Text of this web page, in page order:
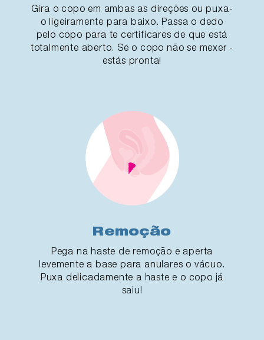
Gira o copo em ambas as direções ou puxa-
o ligeiramente para baixo. Passa o dedo
pelo copo para te certificares de que está
totalmente aberto. Se o copo não se mexer -
estás pronta!
Remoção
Pega na haste de remoção e aperta
levemente a base para anulares o vácuo.
Puxa delicadamente a haste e o copo já
saiu!